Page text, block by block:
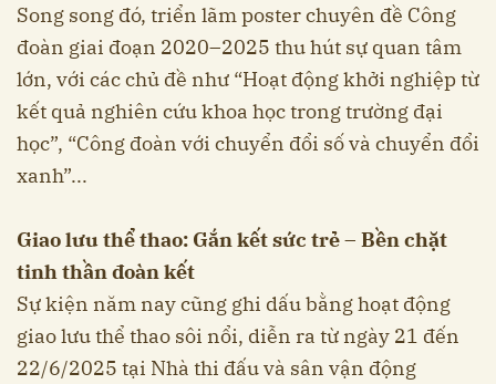
Song song đó, triển lãm poster chuyên đề Công
đoàn giai đoạn 2020–2025 thu hút sự quan tâm
lớn, với các chủ đề như “Hoạt động khởi nghiệp từ
kết quả nghiên cứu khoa học trong trường đại
học”, “Công đoàn với chuyển đổi số và chuyển đổi
xanh”...
Giao lưu thể thao: Gắn kết sức trẻ – Bền chặt
tinh thần đoàn kết
Sự kiện năm nay cũng ghi dấu bằng hoạt động
giao lưu thể thao sôi nổi, diễn ra từ ngày 21 đến
22/6/2025 tại Nhà thi đấu và sân vận động